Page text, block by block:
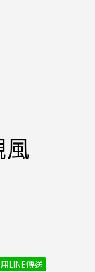
用LINE傳送